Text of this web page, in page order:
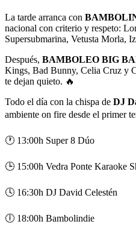
La tarde arranca con
nacional con criterio y respeto:
Supersubmarina, Vetusta Morla,
Después, BAMBOLEO BIG
Kings, Bad Bunny, Celia Cruz y
te dejan quieto. 🔥
Todo el día con la chispa de DJ
ambiente on fire desde el primer
🕐 13:00h Super 8 Dúo
🕒 15:00h Vedra Ponte Karaoke
🕓 16:30h DJ David Celestén
🕕 18:00h Bambolindie